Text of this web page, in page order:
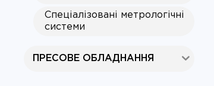
Спеціалізовані метрологічні
системи
ПРЕСОВЕ ОБЛАДНАННЯ